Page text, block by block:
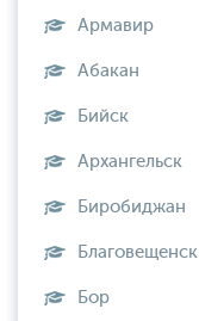
Армавир
Абакан
Бийск
Архангельск
Биробиджан
Благовещенск
Бор